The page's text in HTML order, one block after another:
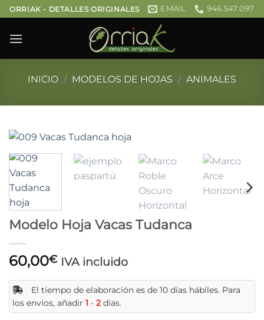
Saltar
al
contenido
ORRIAK - DETALLES ORIGINALES EMAIL 946.547.097
INICIO / MODELOS DE HOJAS / ANIMALES
Modelo Hoja Vacas Tudanca
60,00€ IVA incluido
El tiempo de elaboración es de 10 días hábiles. Para
los envíos, añadir 1 - 2 días.